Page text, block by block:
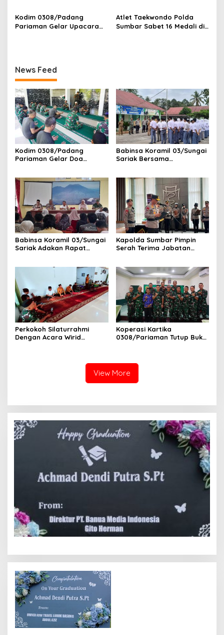
Masyarakat, Danramil
/Babinsa Koramil
Makodim
Kodim 0308/Padang
Pariaman Gelar Upacara
Atlet Taekwondo Polda
Sumbar Sabet 16 Medali di
News Feed
Kodim 0308/Padang
Pariaman Gelar Doa
Bonjol
Babinsa Koramil 03/Sungai
Sariak Bersama
Seleksi Calon Anggota
Paskibra Tingkat
Kecamatan VII Koto
Patamuan
Babinsa Koramil 03/Sungai
Sariak Adakan Rapat
Kapolda Sumbar Pimpin
Serah Terima Jabatan
Perkokoh Silaturrahmi
Dengan Acara Wirid
Koperasi Kartika
0308/Pariaman Tutup Buku
View More